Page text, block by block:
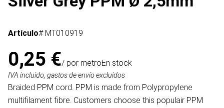
Artículo# MT010919
0,25 €/ por metroEn stock
IVA incluido, gastos de envío excluidos
Braided PPM cord. PPM is made from Polypropylene
multifilament fibre. Customers choose this populair PPM